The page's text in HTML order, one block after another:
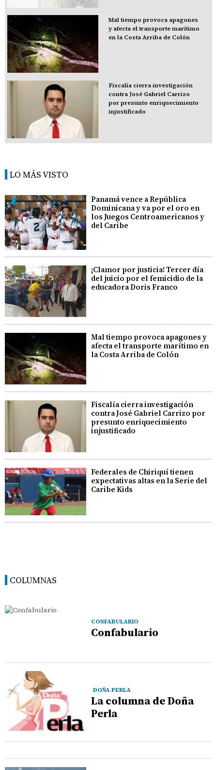
Mal tiempo provoca apagones
y afecta el transporte marítimo
en la Costa Arriba de Colón
Fiscalía cierra investigación
contra José Gabriel Carrizo
por presunto enriquecimiento
injustificado
LO MÁS VISTO
Panamá vence a República
Dominicana y va por el oro en
los Juegos Centroamericanos y
del Caribe
¡Clamor por justicia! Tercer día
del juicio por el femicidio de la
educadora Doris Franco
Mal tiempo provoca apagones y
afecta el transporte marítimo en
la Costa Arriba de Colón
Fiscalía cierra investigación
contra José Gabriel Carrizo por
presunto enriquecimiento
injustificado
Federales de Chiriquí tienen
expectativas altas en la Serie del
Caribe Kids
COLUMNAS
CONFABULARIO
Confabulario
DOÑA PERLA
La columna de Doña
Perla